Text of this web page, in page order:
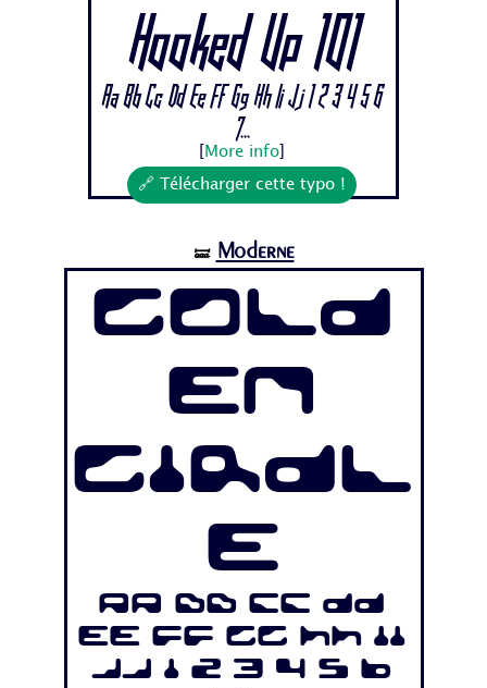
Hooked Up 101
Aa Bb Cc Dd Ee Ff Gg Hh Ii Jj 1 2 3 4 5 6
7...
More info]
🔗 Télécharger cette typo !
🝛 Moderne
Gold
en
Girdl
e
Aa Bb Cc Dd
Ee Ff Gg Hh Ii
Jj 1 2 3 4 5 6